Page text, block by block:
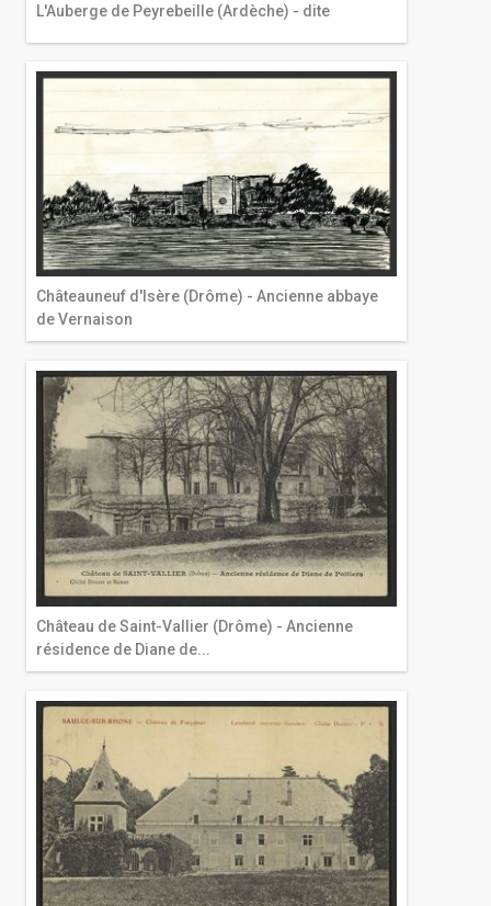
L'Auberge de Peyrebeille (Ardèche) - dite
Châteauneuf d'Isère (Drôme) - Ancienne abbaye
de Vernaison
Château de Saint-Vallier (Drôme) - Ancienne
résidence de Diane de...